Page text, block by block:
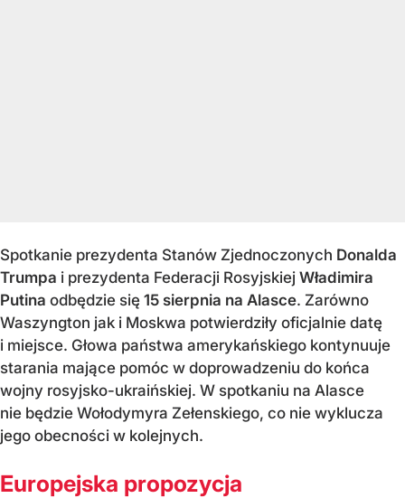
Spotkanie prezydenta Stanów Zjednoczonych Donalda
Trumpa i prezydenta Federacji Rosyjskiej Władimira
Putina odbędzie się 15 sierpnia na Alasce. Zarówno
Waszyngton jak i Moskwa potwierdziły oficjalnie datę
i miejsce. Głowa państwa amerykańskiego kontynuuje
starania mające pomóc w doprowadzeniu do końca
wojny rosyjsko-ukraińskiej. W spotkaniu na Alasce
nie będzie Wołodymyra Zełenskiego, co nie wyklucza
jego obecności w kolejnych.
Europejska propozycja